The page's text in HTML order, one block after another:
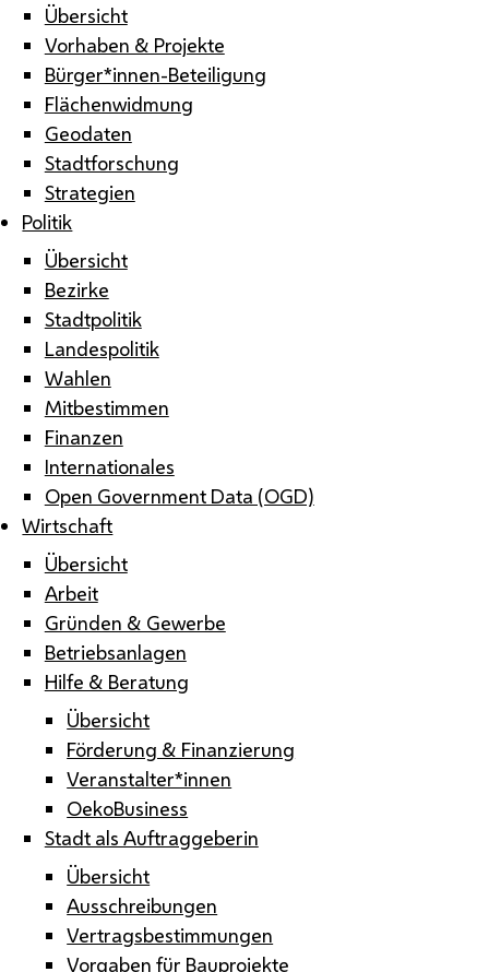
Übersicht
Vorhaben & Projekte
Bürger*innen-Beteiligung
Flächenwidmung
Geodaten
Stadtforschung
Strategien
Politik
Übersicht
Bezirke
Stadtpolitik
Landespolitik
Wahlen
Mitbestimmen
Finanzen
Internationales
Open Government Data (OGD)
Wirtschaft
Übersicht
Arbeit
Gründen & Gewerbe
Betriebsanlagen
Hilfe & Beratung
Übersicht
Förderung & Finanzierung
Veranstalter*innen
OekoBusiness
Stadt als Auftraggeberin
Übersicht
Ausschreibungen
Vertragsbestimmungen
Vorgaben für Bauprojekte